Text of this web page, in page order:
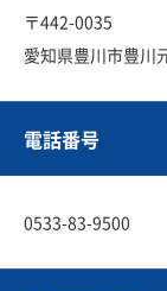
〒442-0035
愛知県豊川市豊川
電話番号
0533-83-9500